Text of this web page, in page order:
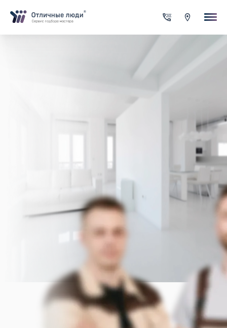
За каждый оформленный заказ вы получаете Cash-back на
счет
Опишите задачу
Прикрепить фото (до 5 шт.)
(Подсказка: фото помогут мастеру
точнее оценить задачу)